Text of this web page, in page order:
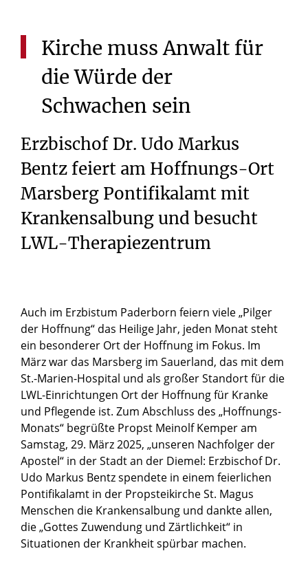
Kirche muss Anwalt für
die Würde der
Schwachen sein
Erzbischof Dr. Udo Markus
Bentz feiert am Hoffnungs-Ort
Marsberg Pontifikalamt mit
Krankensalbung und besucht
LWL-Therapiezentrum
Auch im Erzbistum Paderborn feiern viele „Pilger
der Hoffnung“ das Heilige Jahr, jeden Monat steht
ein besonderer Ort der Hoffnung im Fokus. Im
März war das Marsberg im Sauerland, das mit dem
St.-Marien-Hospital und als großer Standort für die
LWL-Einrichtungen Ort der Hoffnung für Kranke
und Pflegende ist. Zum Abschluss des „Hoffnungs-
Monats“ begrüßte Propst Meinolf Kemper am
Samstag, 29. März 2025, „unseren Nachfolger der
Apostel“ in der Stadt an der Diemel: Erzbischof Dr.
Udo Markus Bentz spendete in einem feierlichen
Pontifikalamt in der Propsteikirche St. Magus
Menschen die Krankensalbung und dankte allen,
die „Gottes Zuwendung und Zärtlichkeit“ in
Situationen der Krankheit spürbar machen.